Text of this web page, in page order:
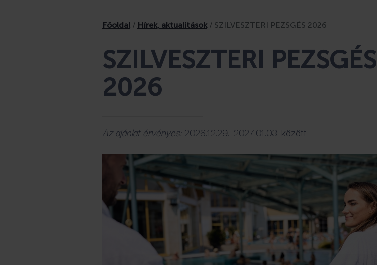
Főoldal / Hírek, aktualitások / SZILVESZTERI PEZSGÉS 2026
SZILVESZTERI PEZSGÉS
2026
Az ajánlat érvényes: 2026.12.29.–2027.01.03. között